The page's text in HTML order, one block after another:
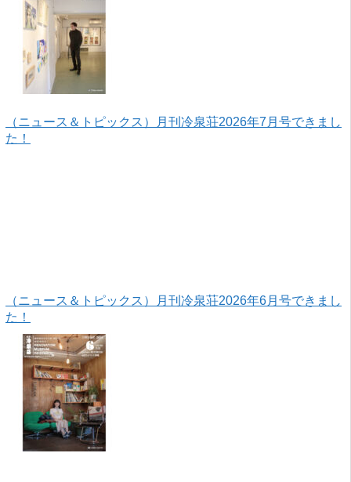
（ニュース＆トピックス）月刊冷泉荘2026年7月号できまし
た！
（ニュース＆トピックス）月刊冷泉荘2026年6月号できまし
た！